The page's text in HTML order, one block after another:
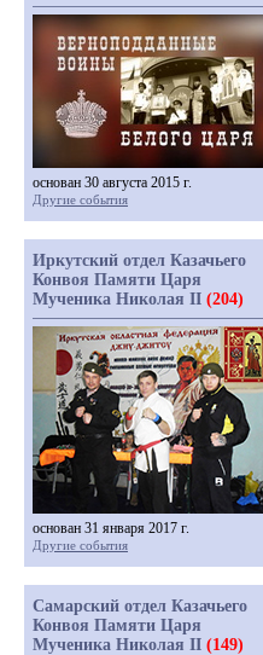
основан 30 августа 2015 г.
Другие события
Иркутский отдел Казачьего
Конвоя Памяти Царя
Мученика Николая II (204)
основан 31 января 2017 г.
Другие события
Самарский отдел Казачьего
Конвоя Памяти Царя
Мученика Николая II (149)